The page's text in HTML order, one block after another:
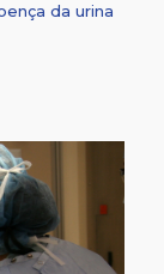
da urina